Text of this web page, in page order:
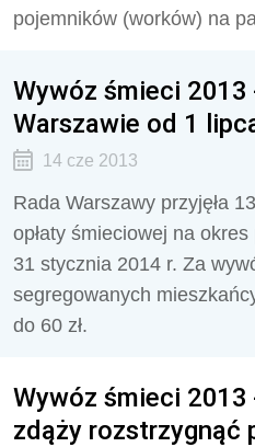
pojemników (worków) na
Wywóz śmieci 2013
Warszawie od 1
14 cze 2013
Rada Warszawy przyjęła
opłaty śmieciowej na
31 stycznia 2014 r. Za
segregowanych
do 60 zł.
Wywóz śmieci 2013
zdąży rozstrzygnąć